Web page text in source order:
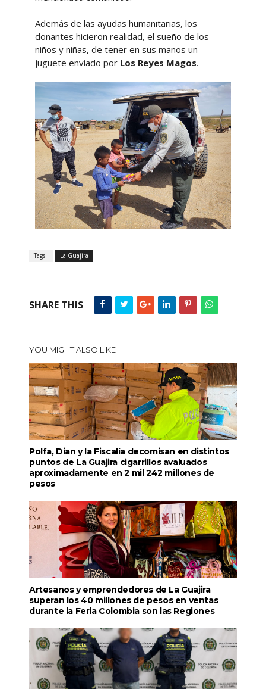
Además de las ayudas humanitarias, los
donantes hicieron realidad, el sueño de los
niños y niñas, de tener en sus manos un
juguete enviado por Los Reyes Magos.
Tags : La Guajira
SHARE THIS
YOU MIGHT ALSO LIKE
Polfa, Dian y la Fiscalía decomisan en distintos
puntos de La Guajira cigarrillos avaluados
aproximadamente en 2 mil 242 millones de
pesos
Artesanos y emprendedores de La Guajira
superan los 40 millones de pesos en ventas
durante la Feria Colombia son las Regiones